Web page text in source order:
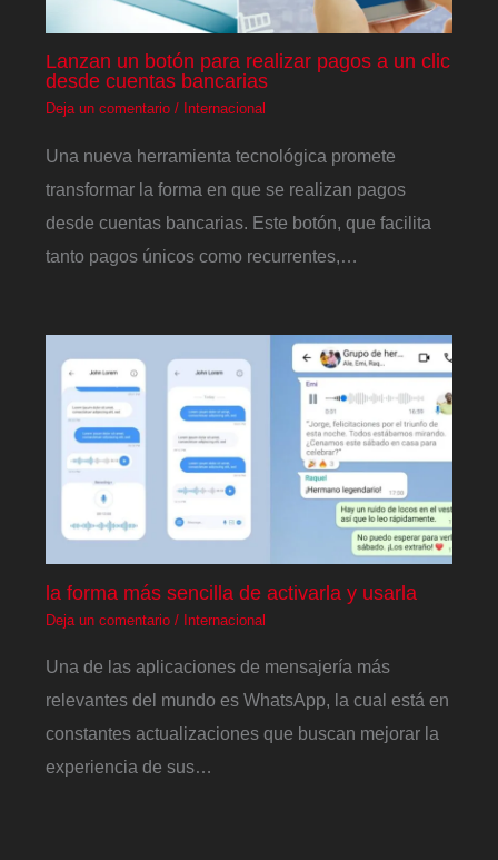
Lanzan un botón para realizar pagos a un clic
desde cuentas bancarias
Deja un comentario / Internacional
Una nueva herramienta tecnológica promete
transformar la forma en que se realizan pagos
desde cuentas bancarias. Este botón, que facilita
tanto pagos únicos como recurrentes,…
la forma más sencilla de activarla y usarla
Deja un comentario / Internacional
Una de las aplicaciones de mensajería más
relevantes del mundo es WhatsApp, la cual está en
constantes actualizaciones que buscan mejorar la
experiencia de sus…